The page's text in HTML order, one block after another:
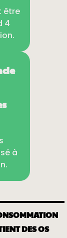
être
4
à
DES OS